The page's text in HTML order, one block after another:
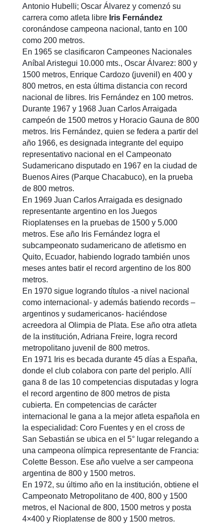
Antonio Hubelli; Oscar Álvarez y comenzó su
carrera como atleta libre Iris Fernández
coronándose campeona nacional, tanto en 100
como 200 metros.
En 1965 se clasificaron Campeones Nacionales
Aníbal Aristegui 10.000 mts., Oscar Álvarez: 800 y
1500 metros, Enrique Cardozo (juvenil) en 400 y
800 metros, en esta última distancia con record
nacional de libres. Iris Fernández en 100 metros.
Durante 1967 y 1968 Juan Carlos Arraigada
campeón de 1500 metros y Horacio Gauna de 800
metros. Iris Fernández, quien se federa a partir del
año 1966, es designada integrante del equipo
representativo nacional en el Campeonato
Sudamericano disputado en 1967 en la ciudad de
Buenos Aires (Parque Chacabuco), en la prueba
de 800 metros.
En 1969 Juan Carlos Arraigada es designado
representante argentino en los Juegos
Rioplatenses en la pruebas de 1500 y 5.000
metros. Ese año Iris Fernández logra el
subcampeonato sudamericano de atletismo en
Quito, Ecuador, habiendo logrado también unos
meses antes batir el record argentino de los 800
metros.
En 1970 sigue logrando títulos -a nivel nacional
como internacional- y además batiendo records –
argentinos y sudamericanos- haciéndose
acreedora al Olimpia de Plata. Ese año otra atleta
de la institución, Adriana Freire, logra record
metropolitano juvenil de 800 metros.
En 1971 Iris es becada durante 45 días a España,
donde el club colabora con parte del periplo. Allí
gana 8 de las 10 competencias disputadas y logra
el record argentino de 800 metros de pista
cubierta. En competencias de carácter
internacional le gana a la mejor atleta española en
la especialidad: Coro Fuentes y en el cross de
San Sebastián se ubica en el 5° lugar relegando a
una campeona olímpica representante de Francia:
Colette Besson. Ese año vuelve a ser campeona
argentina de 800 y 1500 metros.
En 1972, su último año en la institución, obtiene el
Campeonato Metropolitano de 400, 800 y 1500
metros, el Nacional de 800, 1500 metros y posta
4×400 y Rioplatense de 800 y 1500 metros.